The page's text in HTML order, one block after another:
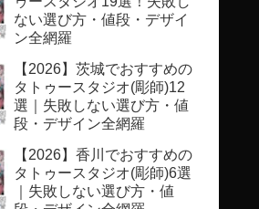
ない選び方・値段・デザイ
ン全網羅
【2026】茨城でおすすめの
タトゥースタジオ(彫師)12
選｜失敗しない選び方・値
段・デザイン全網羅
【2026】香川でおすすめの
タトゥースタジオ(彫師)6選
｜失敗しない選び方・値